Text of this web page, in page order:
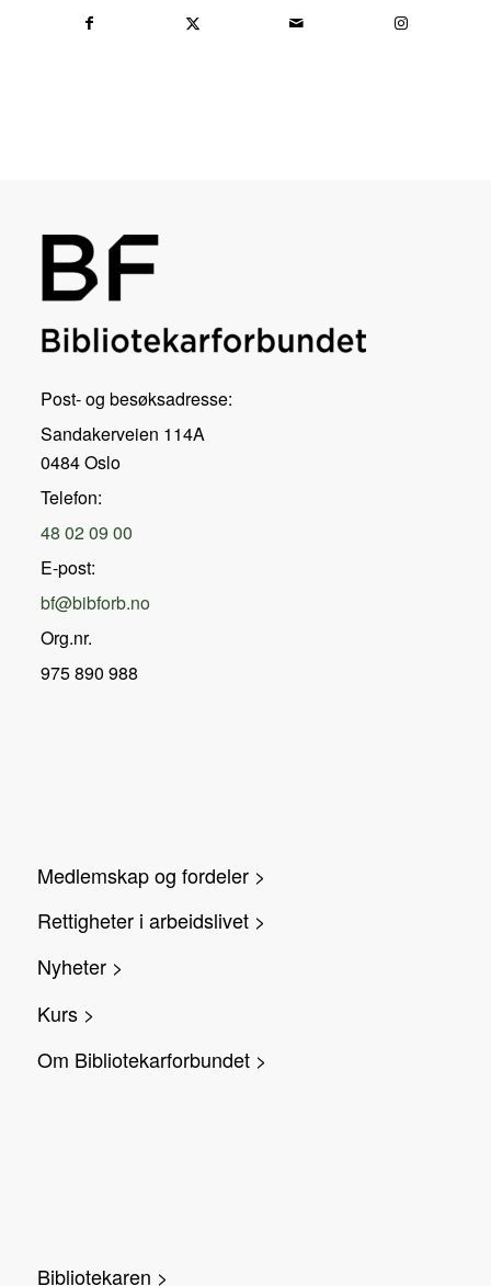
Post- og besøksadresse:
Sandakerveien 114A
0484 Oslo
Telefon:
48 02 09 00
E-post:
bf@bibforb.no
Org.nr.
975 890 988
Medlemskap og fordeler >
Rettigheter i arbeidslivet >
Nyheter >
Kurs >
Om Bibliotekarforbundet >
Bibliotekaren >